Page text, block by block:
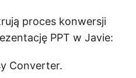
proces konwersji
PPT w Javie:
Converter.